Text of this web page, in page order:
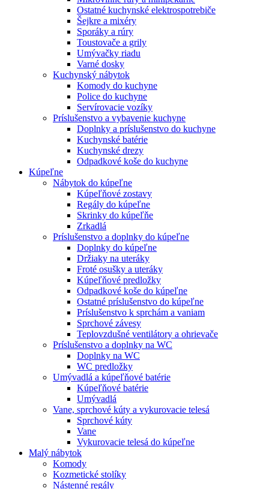
Ostatné kuchynské elektrospotrebiče
Šejkre a mixéry
Sporáky a rúry
Toustovače a grily
Umývačky riadu
Varné dosky
Kuchynský nábytok
Komody do kuchyne
Police do kuchyne
Servírovacie vozíky
Príslušenstvo a vybavenie kuchyne
Doplnky a príslušenstvo do kuchyne
Kuchynské batérie
Kuchynské drezy
Odpadkové koše do kuchyne
Kúpeľne
Nábytok do kúpeľne
Kúpeľňové zostavy
Regály do kúpeľne
Skrinky do kúpeľňe
Zrkadlá
Príslušenstvo a doplnky do kúpeľne
Doplnky do kúpeľne
Držiaky na uteráky
Froté osušky a uteráky
Kúpeľňové predložky
Odpadkové koše do kúpeľne
Ostatné príslušenstvo do kúpeľne
Príslušenstvo k sprchám a vaniam
Sprchové závesy
Teplovzdušné ventilátory a ohrievače
Príslušenstvo a doplnky na WC
Doplnky na WC
WC predložky
Umývadlá a kúpeľňové batérie
Kúpeľňové batérie
Umývadlá
Vane, sprchové kúty a vykurovacie telesá
Sprchové kúty
Vane
Vykurovacie telesá do kúpeľne
Malý nábytok
Komody
Kozmetické stolíky
Nástenné regály